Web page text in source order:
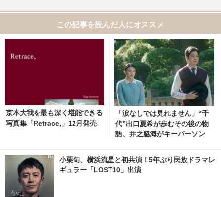
この記事を読んだ人にオススメ
京本大我を最も深く堪能できる
写真集「Retrace,」12月発売
「涙なしでは見れません」“千
代”出口夏希が歩むその後の物
語、井之脇海がキーパーソン
出会いたい。』 2枚目の写真・
画像 | cinemacafe.net
小栗旬、横浜流星と初共演！5年ぶり民放ドラマレ
ギュラー「LOST10」出演